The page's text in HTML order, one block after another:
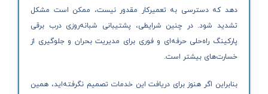
دهد که دسترسی به تعمیرکار مقدور نیست، ممکن است مشکل
تشدید شود. در چنین شرایطی، پشتیبانی شبانه‌روزی درب برقی
پارکینگ راه‌حلی حرفه‌ای و فوری برای مدیریت بحران و جلوگیری از
خسارت‌های بیشتر است.
بنابراین اگر هنوز برای دریافت این خدمات تصمیم نگرفته‌اید، همین